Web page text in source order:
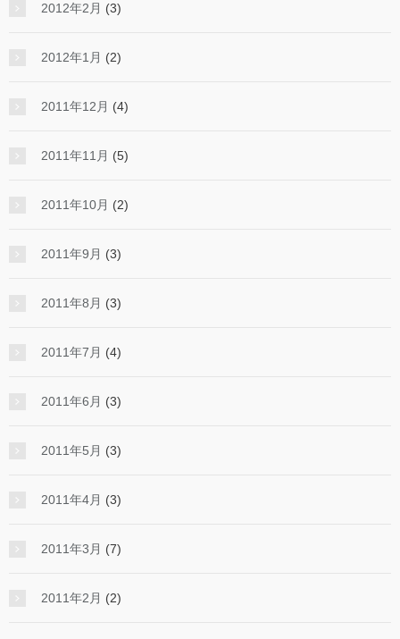
2012年2月 (3)
2012年1月 (2)
2011年12月 (4)
2011年11月 (5)
2011年10月 (2)
2011年9月 (3)
2011年8月 (3)
2011年7月 (4)
2011年6月 (3)
2011年5月 (3)
2011年4月 (3)
2011年3月 (7)
2011年2月 (2)